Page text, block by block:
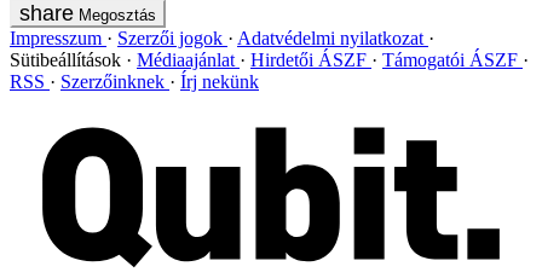
Megosztás
Impresszum Szerzői jogok
Adatvédelmi nyilatkozat
Sütibeállítások
Médiaajánlat Hirdetői ÁSZF
Támogatói ÁSZF
RSS
Szerzőinknek Írj nekünk